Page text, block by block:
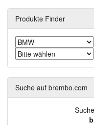
Produkte Finder
Suche auf brembo.com